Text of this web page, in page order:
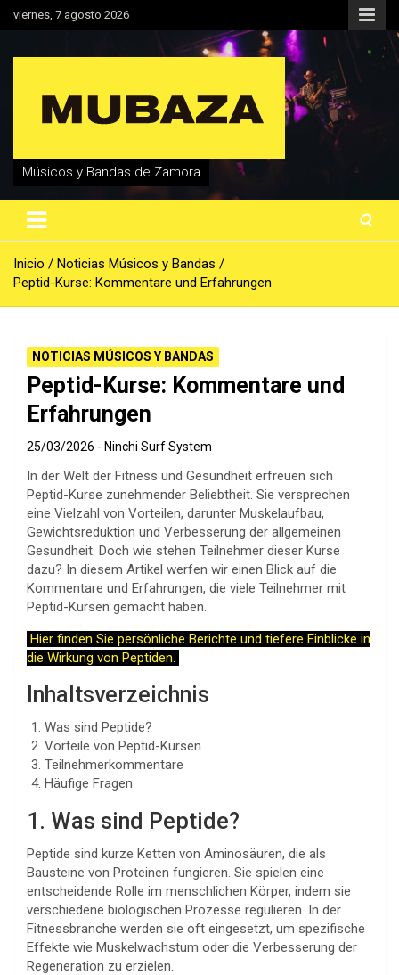
Saltarviernes, 7 agosto 2026
Músicos y Bandas de Zamora
Inicio
Noticias Músicos y Bandas
Peptid-Kurse: Kommentare und Erfahrungen
NOTICIAS MÚSICOS Y BANDAS
Peptid-Kurse: Kommentare und
Erfahrungen
25/03/2026 Ninchi Surf System
In der Welt der Fitness und Gesundheit erfreuen sich
Peptid-Kurse zunehmender Beliebtheit. Sie versprechen
eine Vielzahl von Vorteilen, darunter Muskelaufbau,
Gewichtsreduktion und Verbesserung der allgemeinen
Gesundheit. Doch wie stehen Teilnehmer dieser Kurse
dazu? In diesem Artikel werfen wir einen Blick auf die
Kommentare und Erfahrungen, die viele Teilnehmer mit
Peptid-Kursen gemacht haben.
Hier finden Sie persönliche Berichte und tiefere Einblicke in
die Wirkung von Peptiden.
Inhaltsverzeichnis
Was sind Peptide?
Vorteile von Peptid-Kursen
Teilnehmerkommentare
Häufige Fragen
1. Was sind Peptide?
Peptide sind kurze Ketten von Aminosäuren, die als
Bausteine von Proteinen fungieren. Sie spielen eine
entscheidende Rolle im menschlichen Körper, indem sie
verschiedene biologischen Prozesse regulieren. In der
Fitnessbranche werden sie oft eingesetzt, um spezifische
Effekte wie Muskelwachstum oder die Verbesserung der
Regeneration zu erzielen.